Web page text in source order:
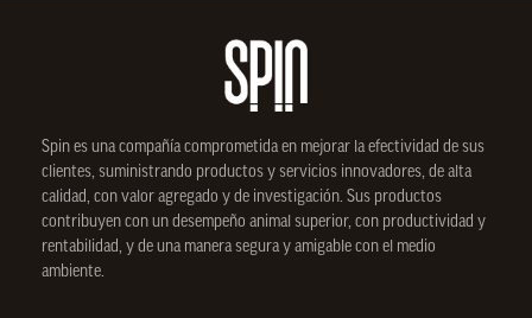
Spin es una compañía comprometida en mejorar la efectividad de sus
clientes, suministrando productos y servicios innovadores, de alta
calidad, con valor agregado y de investigación. Sus productos
contribuyen con un desempeño animal superior, con productividad y
rentabilidad, y de una manera segura y amigable con el medio
ambiente.